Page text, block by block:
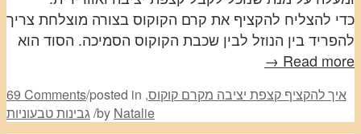
כדי להצליח להקציף את קרם הקוקוס בצורה מוצלחת צריך
להפריד בין הנוזל לבין שכבת הקוקוס הסמיכה. הסוד הוא
Read more →
69 Comments/posted in איך להקציף קצפת יציבה מקרם קוקוס,
גבינות טבעוניות/by Natalie